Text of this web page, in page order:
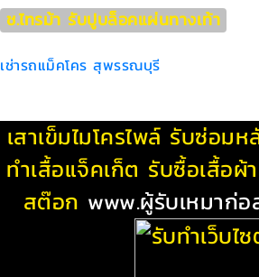
ช.ไทรม้า รับปูบล็อคแผ่นทางเท้า
เช่ารถแม็คโคร สุพรรณบุรี
เสาเข็มไมโครไพล์ รับซ่อมห
ทําเสื้อแจ็คเก็ต รับซื้อเสื้อผ้
สต๊อก www.ผู้รับเหมาก่อ